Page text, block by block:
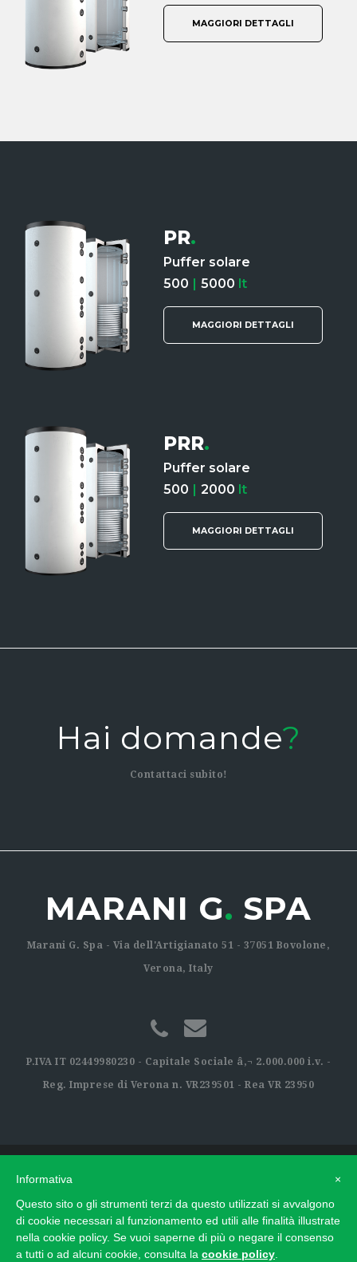
MAGGIORI DETTAGLI
PR.
Puffer solare
500 | 5000 lt
MAGGIORI DETTAGLI
PRR.
Puffer solare
500 | 2000 lt
MAGGIORI DETTAGLI
hai domande?
contattaci subito!
MARANI G. SPA
Marani G. Spa - Via dell'Artigianato 51 - 37051 Bovolone,
Verona, Italy
P.IVA IT 02449980230 - Capitale Sociale â‚¬ 2.000.000 i.v. -
Reg. Imprese di Verona n. VR239501 - Rea VR 23950
policy privacy e cookie
Concept by
tecnoprogress.net
×
Informativa
Questo sito o gli strumenti terzi da questo utilizzati si avvalgono
di cookie necessari al funzionamento ed utili alle finalità illustrate
nella cookie policy. Se vuoi saperne di più o negare il consenso
a tutti o ad alcuni cookie, consulta la cookie policy